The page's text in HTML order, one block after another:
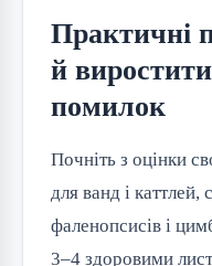
Практичні
й
помилок
Почніть з оцінки
для ванд і
фаленопсисів і
3–4 здоровими